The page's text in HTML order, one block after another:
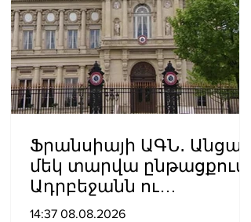
Ֆրանսիայի ԱԳՆ․ Անցած
մեկ տարվա ընթացքում
Ադրբեջանն ու
Հայաստանը
14:37 08.08.2026